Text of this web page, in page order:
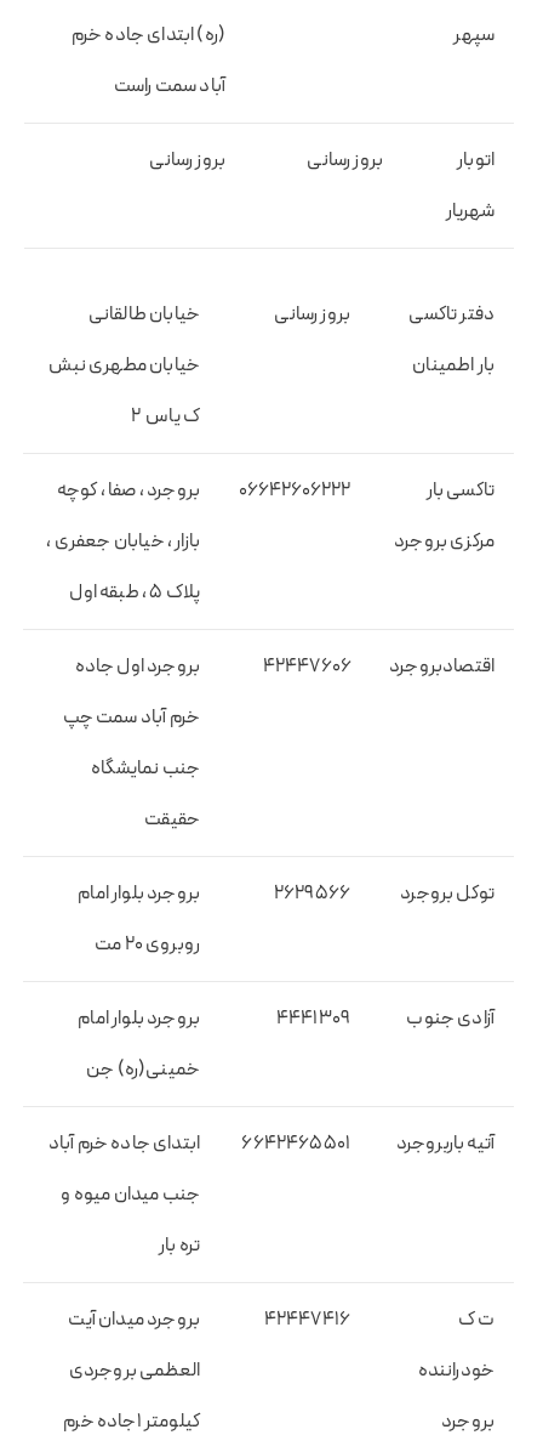
سپهر
(ره) ابتدای جاده خرم
آباد سمت راست
اتوبار
شهریار
بروز رسانی بروز رسانی
دفتر تاکسی
بار اطمینان
بروز رسانی
خیابان طالقانی
خیابان مطهری نبش
ک یاس ۲
تاکسی بار
مرکزی بروجرد
۰۶۶۴۲۶۰۶۲۲۲
بروجرد ، صفا ، کوچه
بازار ، خیابان جعفری ،
پلاک ۵ ، طبقه اول
اقتصادبروجرد ۴۲۴۴۷۶۰۶
بروجرد اول جاده
خرم آباد سمت چپ
جنب نمایشگاه
حقیقت
توکل بروجرد ۲۶۲۹۵۶۶
بروجرد بلوار امام
روبروی ۲۰ مت
آزادی جنوب ۴۴۴۱۳۰۹
بروجرد بلوار امام
خمینی(ره) جن
آتیه باربروجرد ۶۶۴۲۴۶۵۵۰۱
ابتدای جاده خرم آباد
جنب میدان میوه و
تره بار
ت ک
خودراننده
بروجرد
۴۲۴۴۷۴۱۶
بروجرد میدان آیت
العظمی بروجردی
کیلومتر ۱جاده خرم